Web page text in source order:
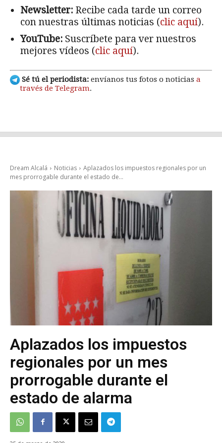
Newsletter: Recibe cada tarde un correo
con nuestras últimas noticias (clic aquí).
YouTube: Suscríbete para ver nuestros
mejores vídeos (clic aquí).
Sé tú el periodista: envíanos tus fotos o noticias a
través de Telegram.